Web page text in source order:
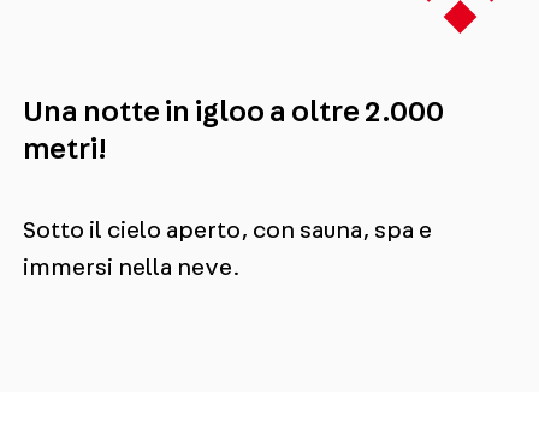
Una notte in igloo a oltre 2.000
metri!
Sotto il cielo aperto, con sauna, spa e
immersi nella neve.